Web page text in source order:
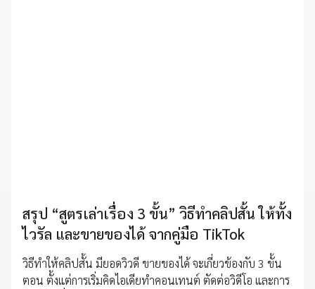
สรุป “สูตรเล่าเรื่อง 3 ขั้น” วิธีทำคลิปสั้น ให้ทั้ง
ไวรัล และขายของได้ จากคู่มือ TikTok
วิธีทำให้คลิปสั้น มียอดวิวดี ขายของได้ จะเกี่ยวข้องกับ 3 ขั้น
ตอน ตั้งแต่การเริ่มคิดไอเดียทำคอนเทนต์ ตัดต่อวิดีโอ และการ